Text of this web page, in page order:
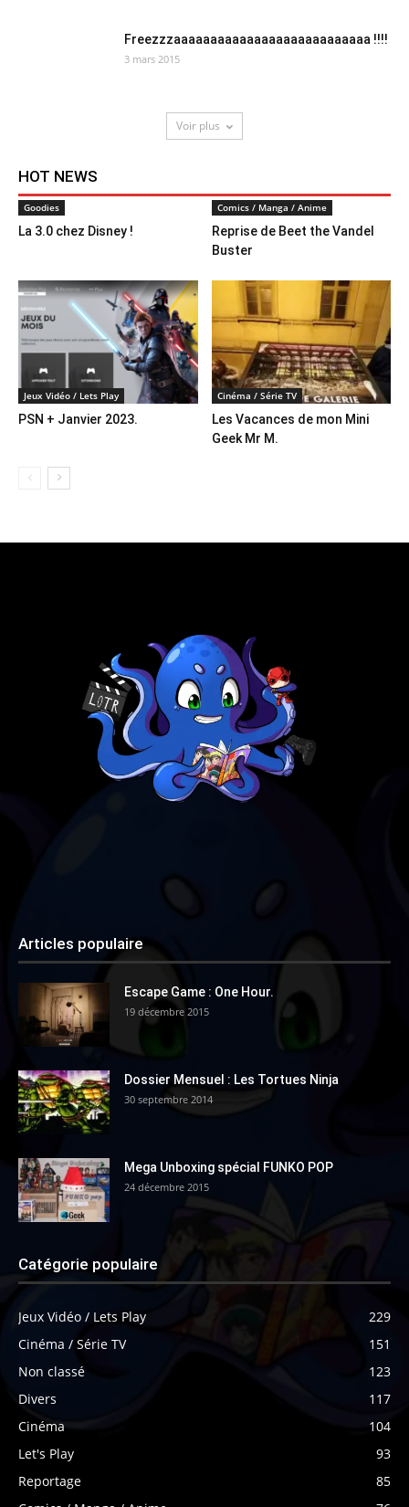
Freezzzaaaaaaaaaaaaaaaaaaaaaaaaaaa !!!!
3 mars 2015
Voir plus
HOT NEWS
Goodies
La 3.0 chez Disney !
Comics / Manga / Anime
Reprise de Beet the Vandel
Buster
Jeux Vidéo / Lets Play
PSN + Janvier 2023.
Cinéma / Série TV
Les Vacances de mon Mini
Geek Mr M.
Articles populaire
Escape Game : One Hour.
19 décembre 2015
Dossier Mensuel : Les Tortues Ninja
30 septembre 2014
Mega Unboxing spécial FUNKO POP
24 décembre 2015
Catégorie populaire
Jeux Vidéo / Lets Play
229
Cinéma / Série TV
151
Non classé
123
Divers
117
Cinéma
104
Let's Play
93
Reportage
85